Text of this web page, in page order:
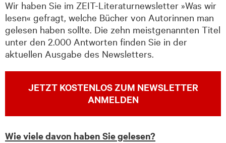
Wir haben Sie im ZEIT-Literaturnewsletter »Was wir
lesen« gefragt, welche Bücher von Autorinnen man
gelesen haben sollte. Die zehn meistgenannten Titel
unter den 2.000 Antworten finden Sie in der
aktuellen Ausgabe des Newsletters.
JETZT KOSTENLOS ZUM NEWSLETTER
ANMELDEN
Wie viele davon haben Sie gelesen?